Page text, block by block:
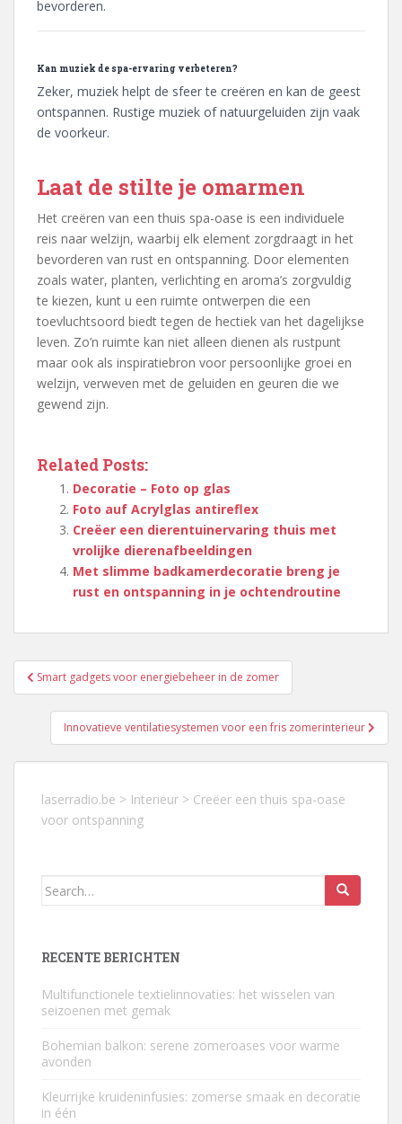
bevorderen.
Kan muziek de spa-ervaring verbeteren?
Zeker, muziek helpt de sfeer te creëren en kan de geest
ontspannen. Rustige muziek of natuurgeluiden zijn vaak
de voorkeur.
Laat de stilte je omarmen
Het creëren van een thuis spa-oase is een individuele
reis naar welzijn, waarbij elk element zorgdraagt in het
bevorderen van rust en ontspanning. Door elementen
zoals water, planten, verlichting en aroma’s zorgvuldig
te kiezen, kunt u een ruimte ontwerpen die een
toevluchtsoord biedt tegen de hectiek van het dagelijkse
leven. Zo’n ruimte kan niet alleen dienen als rustpunt
maar ook als inspiratiebron voor persoonlijke groei en
welzijn, verweven met de geluiden en geuren die we
gewend zijn.
Related Posts:
Decoratie – Foto op glas
Foto auf Acrylglas antireflex
Creëer een dierentuinervaring thuis met
vrolijke dierenafbeeldingen
Met slimme badkamerdecoratie breng je
rust en ontspanning in je ochtendroutine
Berichtnavigatie
Smart gadgets voor energiebeheer in de zomer
Innovatieve ventilatiesystemen voor een fris zomerinterieur
laserradio.be > Interieur > Creëer een thuis spa-oase
voor ontspanning
Search
RECENTE BERICHTEN
Multifunctionele textielinnovaties: het wisselen van
seizoenen met gemak
Bohemian balkon: serene zomeroases voor warme
avonden
Kleurrijke kruideninfusies: zomerse smaak en decoratie
in één